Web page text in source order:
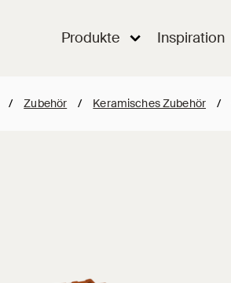
Produkte Inspiration
/ Zubehör / Keramisches Zubehör /